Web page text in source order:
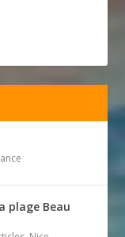
plage Beau